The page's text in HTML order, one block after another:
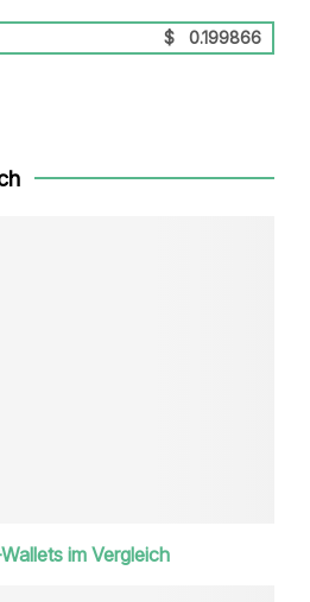
$ 0.199866
im Vergleich